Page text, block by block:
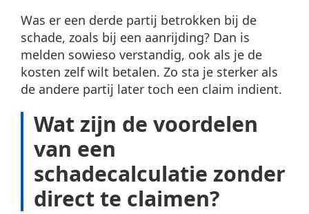
Was er een derde partij betrokken bij de
schade, zoals bij een aanrijding? Dan is
melden sowieso verstandig, ook als je de
kosten zelf wilt betalen. Zo sta je sterker als
de andere partij later toch een claim indient.
Wat zijn de voordelen
van een
schadecalculatie zonder
direct te claimen?